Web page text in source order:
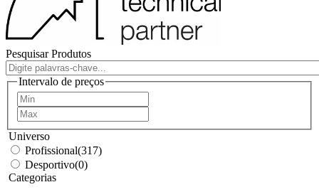
Pesquisar Produtos
Intervalo de preços
Universo
Profissional(317)
Desportivo(0)
Categorias